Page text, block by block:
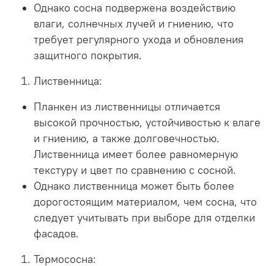
Однако сосна подвержена воздействию
влаги, солнечных лучей и гниению, что
требует регулярного ухода и обновления
защитного покрытия.
Лиственница:
Планкен из лиственницы отличается
высокой прочностью, устойчивостью к влаге
и гниению, а также долговечностью.
Лиственница имеет более равномерную
текстуру и цвет по сравнению с сосной.
Однако лиственница может быть более
дорогостоящим материалом, чем сосна, что
следует учитывать при выборе для отделки
фасадов.
Термососна: